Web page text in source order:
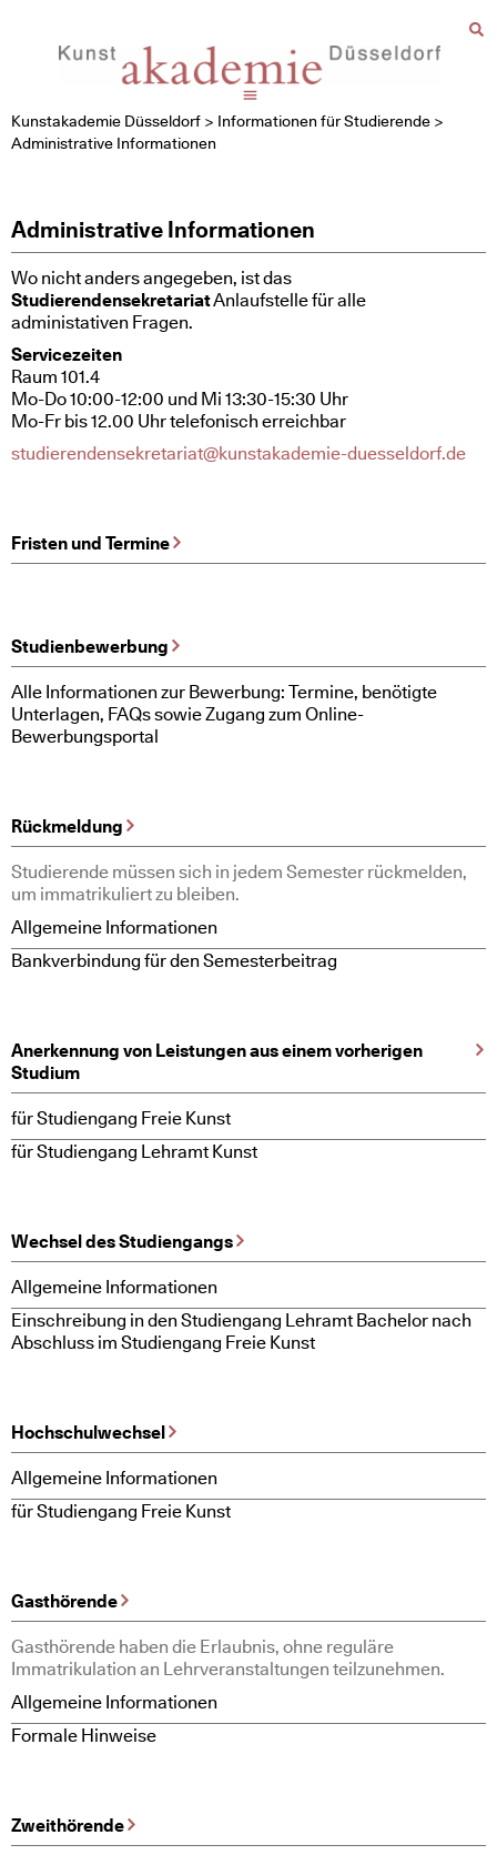
Kunstakademie Düsseldorf > Informationen für Studierende >
Administrative Informationen
Administrative Informationen
Wo nicht anders angegeben, ist das
StudierendensekretariatAnlaufstelle für alle
administativen Fragen.
Servicezeiten
Raum 101.4
Mo-Do 10:00-12:00 und Mi 13:30-15:30 Uhr
Mo-Fr bis 12.00 Uhr telefonisch erreichbar
studierendensekretariat@kunstakademie-duesseldorf.de
Fristen und Termine
Studienbewerbung
Alle Informationen zur Bewerbung: Termine, benötigte
Unterlagen, FAQs sowie Zugang zum Online-
Bewerbungsportal
Rückmeldung
Studierende müssen sich in jedem Semester rückmelden,
um immatrikuliert zu bleiben.
Allgemeine Informationen
Bankverbindung für den Semesterbeitrag
Anerkennung von Leistungen aus einem vorherigen
Studium
für Studiengang Freie Kunst
für Studiengang Lehramt Kunst
Wechsel des Studiengangs
Allgemeine Informationen
Einschreibung in den Studiengang Lehramt Bachelor nach
Abschluss im Studiengang Freie Kunst
Hochschulwechsel
Allgemeine Informationen
für Studiengang Freie Kunst
Gasthörende
Gasthörende haben die Erlaubnis, ohne reguläre
Immatrikulation an Lehrveranstaltungen teilzunehmen.
Allgemeine Informationen
Formale Hinweise
Zweithörende